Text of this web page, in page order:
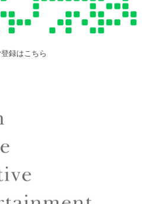
登録はこちら